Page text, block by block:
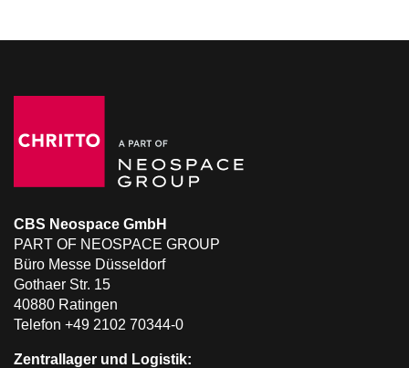
CBS Neospace GmbH
PART OF NEOSPACE GROUP
Büro Messe Düsseldorf
Gothaer Str. 15
40880 Ratingen
Telefon +49 2102 70344-0
Zentrallager und Logistik: